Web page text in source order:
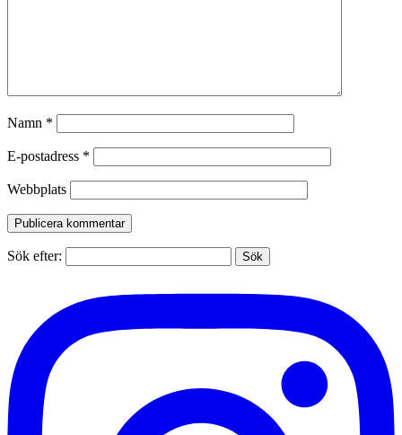
Namn *
E-postadress *
Webbplats
Sök efter: